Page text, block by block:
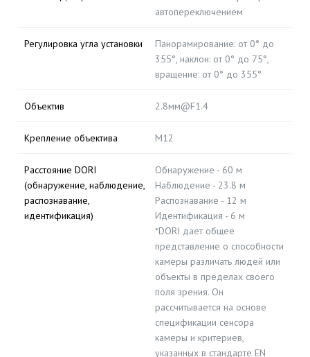
автопереключением
Регулировка угла установки
Панорамирование: от 0° до
355°, наклон: от 0° до 75°,
вращение: от 0° до 355°
Объектив 2.8мм@F1.4
Крепление объектива M12
Расстояние DORI
(обнаружение, наблюдение,
распознавание,
идентификация)
Обнаружение - 60 м
Наблюдение - 23.8 м
Распознавание - 12 м
Идентификация - 6 м
*DORI дает общее
представление о способности
камеры различать людей или
объекты в пределах своего
поля зрения. Он
рассчитывается на основе
спецификации сенсора
камеры и критериев,
указанных в стандарте EN